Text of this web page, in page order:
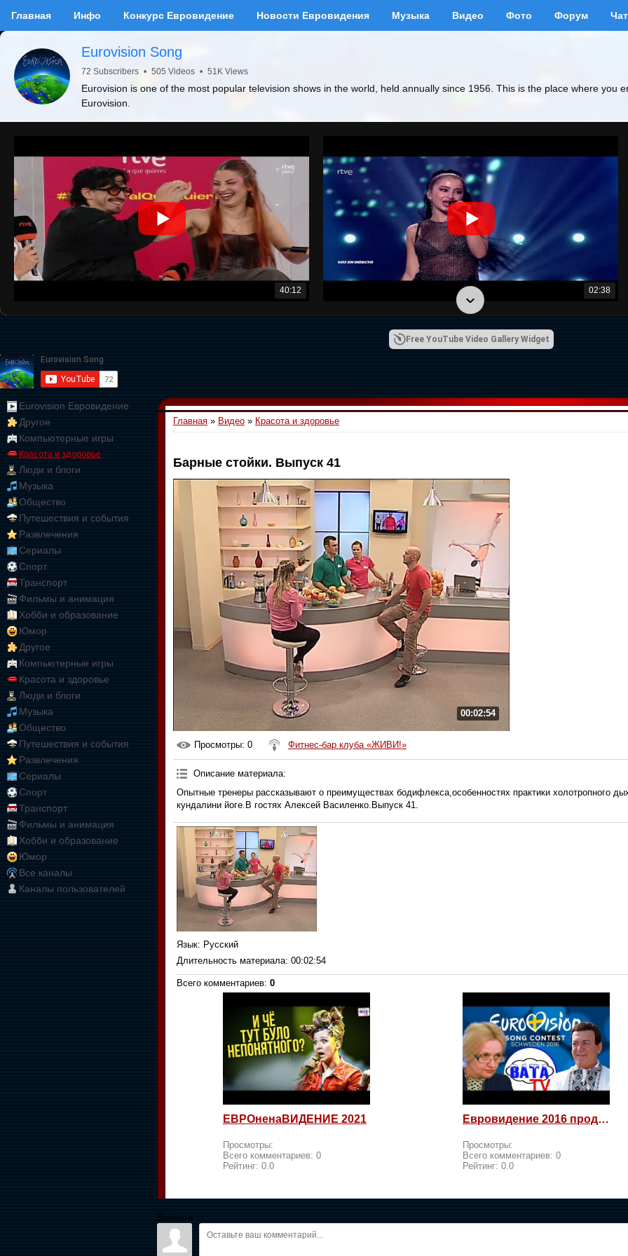
Главная Инфо Конкурс Евровидение Новости Евровидения Музыка Видео Фото Форум Чат
Eurovision Song
72 Subscribers • 505 Videos • 51K Views
Eurovision is one of the most popular television shows in the world, held annually since 1956. This is the place where you
Eurovision.
40:12 02:38
01:09:10
Free YouTube Video Gallery Widget
Eurovision Евровидение
Другое
Компьютерные игры
Красота и здоровье
Люди и блоги
Музыка
Общество
Путешествия и события
Развлечения
Сериалы
Спорт
Транспорт
Фильмы и анимация
Хобби и образование
Юмор
Другое
Компьютерные игры
Красота и здоровье
Люди и блоги
Музыка
Общество
Путешествия и события
Развлечения
Сериалы
Спорт
Транспорт
Фильмы и анимация
Хобби и образование
Юмор
Все каналы
Каналы пользователей
Главная » Видео » Красота и здоровье
Барные стойки. Выпуск 41
00:02:54
Просмотры: 0 Фитнес-бар клуба «ЖИВИ!»
Описание материала:
Опытные тренеры рассказывают о преимуществах бодифлекса,особенностях практики холотропного
кундалини йоге.В гостях Алексей Василенко.Выпуск 41.
Язык: Русский
Длительность материала: 00:02:54
Всего комментариев: 0
ЕВРОненаВИДЕНИЕ 2021
Просмотры:
Всего комментариев: 0
Рейтинг: 0.0
Евровидение 2016 продолжается! Россия возмущается и посылает
Просмотры:
Всего комментариев: 0
Рейтинг: 0.0
Войдите: